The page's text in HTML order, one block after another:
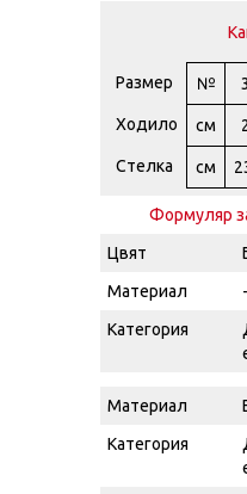
Размер №
Ходило см
Стелка см
Формуляр
Цвят
Материал
Категория
Материал
Категория